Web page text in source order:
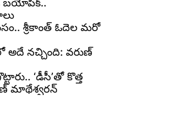
బయోపిక్..
శ్రీకాంత్ ఓదెల మరో
అదే నచ్చింది: వరుణ్
‘డీసీ’తో కొత్త
మాథేశ్వరన్